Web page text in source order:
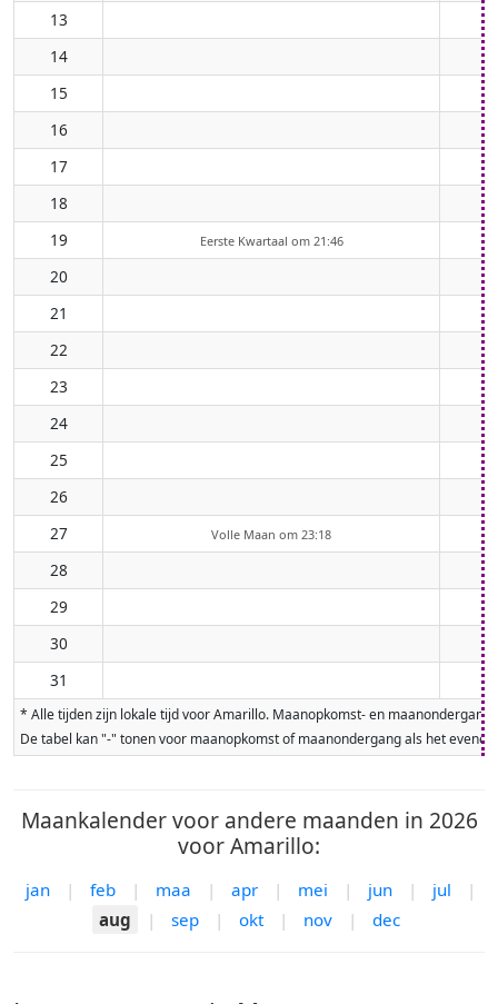
13
14
15
16
17
18
19
Eerste Kwartaal om 21:46
20
21
22
23
24
25
26
27
Volle Maan om 23:18
28
29
30
31
* Alle tijden zijn lokale tijd voor Amarillo. Maanopkomst- en
De tabel kan "-" tonen voor maanopkomst of maanondergang als het
Maankalender voor andere maanden in 2026
voor Amarillo:
jan | feb | maa | apr | mei | jun | jul
|
aug
| sep | okt | nov | dec